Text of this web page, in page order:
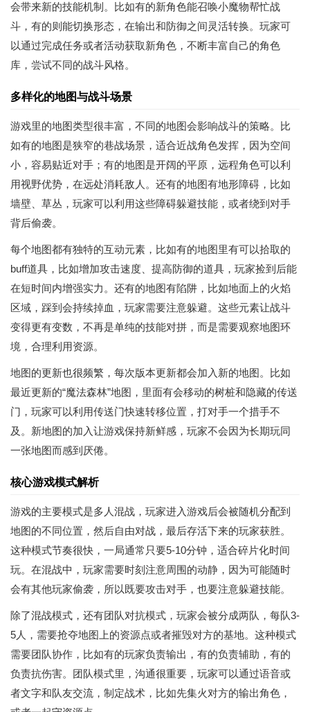
会带来新的技能机制。比如有的新角色能召唤小魔物帮忙战
斗，有的则能切换形态，在输出和防御之间灵活转换。玩家可
以通过完成任务或者活动获取新角色，不断丰富自己的角色
库，尝试不同的战斗风格。
多样化的地图与战斗场景
游戏里的地图类型很丰富，不同的地图会影响战斗的策略。比
如有的地图是狭窄的巷战场景，适合近战角色发挥，因为空间
小，容易贴近对手；有的地图是开阔的平原，远程角色可以利
用视野优势，在远处消耗敌人。还有的地图有地形障碍，比如
墙壁、草丛，玩家可以利用这些障碍躲避技能，或者绕到对手
背后偷袭。
每个地图都有独特的互动元素，比如有的地图里有可以拾取的
buff道具，比如增加攻击速度、提高防御的道具，玩家捡到后能
在短时间内增强实力。还有的地图有陷阱，比如地面上的火焰
区域，踩到会持续掉血，玩家需要注意躲避。这些元素让战斗
变得更有变数，不再是单纯的技能对拼，而是需要观察地图环
境，合理利用资源。
地图的更新也很频繁，每次版本更新都会加入新的地图。比如
最近更新的“魔法森林”地图，里面有会移动的树桩和隐藏的传送
门，玩家可以利用传送门快速转移位置，打对手一个措手不
及。新地图的加入让游戏保持新鲜感，玩家不会因为长期玩同
一张地图而感到厌倦。
核心游戏模式解析
游戏的主要模式是多人混战，玩家进入游戏后会被随机分配到
地图的不同位置，然后自由对战，最后存活下来的玩家获胜。
这种模式节奏很快，一局通常只要5-10分钟，适合碎片化时间
玩。在混战中，玩家需要时刻注意周围的动静，因为可能随时
会有其他玩家偷袭，所以既要攻击对手，也要注意躲避技能。
除了混战模式，还有团队对抗模式，玩家会被分成两队，每队3-
5人，需要抢夺地图上的资源点或者摧毁对方的基地。这种模式
需要团队协作，比如有的玩家负责输出，有的负责辅助，有的
负责抗伤害。团队模式里，沟通很重要，玩家可以通过语音或
者文字和队友交流，制定战术，比如先集火对方的输出角色，